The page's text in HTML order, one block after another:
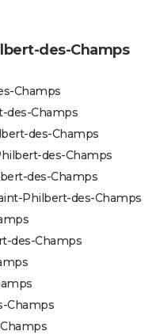
des-Champs
Champs
des-Champs
des-Champs
des-Champs
des-Champs
Philbert-des-Champs
des-Champs
Champs